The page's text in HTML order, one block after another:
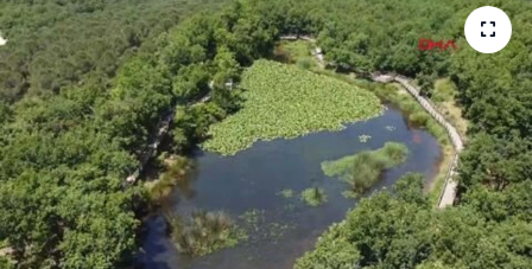
DÜNYA
EĞİTİM
TURİZM
RÖPORTAJ
VİDEO HABERLER